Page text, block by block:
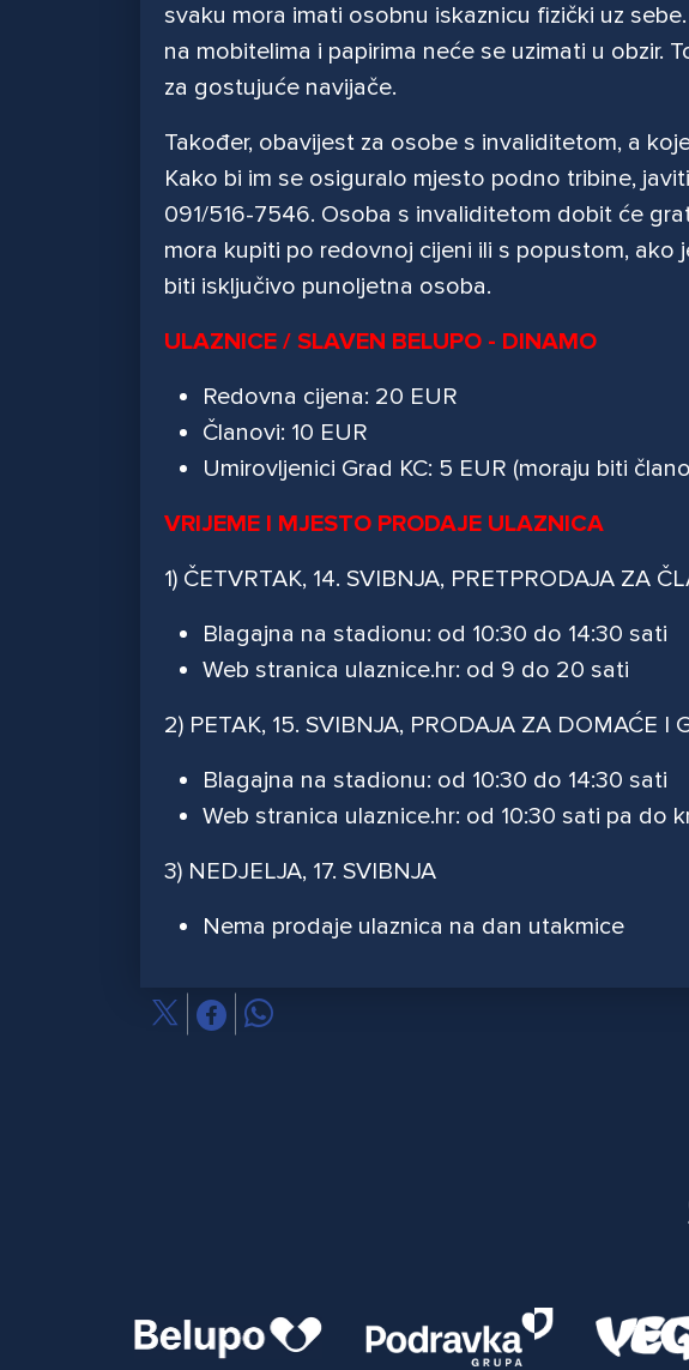
svaku mora imati osobnu iskaznicu fizički uz
na mobitelima i papirima neće se uzimati u obzir.
za gostujuće navijače.
Također, obavijest za osobe s invaliditetom, a
Kako bi im se osiguralo mjesto podno tribine,
091/516-7546. Osoba s invaliditetom dobit će
mora kupiti po redovnoj cijeni ili s popustom, ako
biti isključivo punoljetna osoba.
ULAZNICE / SLAVEN BELUPO - DINAMO
Redovna cijena: 20 EUR
Članovi: 10 EUR
Umirovljenici Grad KC: 5 EUR (moraju biti
VRIJEME I MJESTO PRODAJE ULAZNICA
1) ČETVRTAK, 14. SVIBNJA, PRETPRODAJA ZA
Blagajna na stadionu: od 10:30 do 14:30 sati
Web stranica ulaznice.hr: od 9 do 20 sati
2) PETAK, 15. SVIBNJA, PRODAJA ZA DOMAĆE I
Blagajna na stadionu: od 10:30 do 14:30 sati
Web stranica ulaznice.hr: od 10:30 sati pa do
3) NEDJELJA, 17. SVIBNJA
Nema prodaje ulaznica na dan utakmice